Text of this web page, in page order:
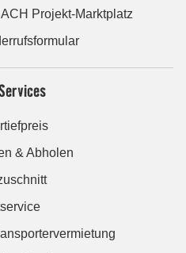
Projekt-Marktplatz
& Abholen